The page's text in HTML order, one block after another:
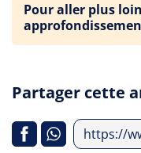
Pour aller plus
Partager cette
https://